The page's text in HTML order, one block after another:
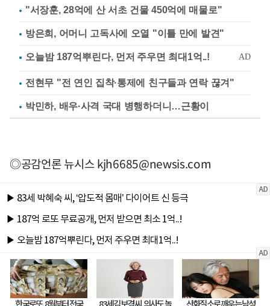
"서장훈, 28억에 산 서초 건물 450억에 매물로"
방은희, 어머니 고독사에 오열 "이틀 만에 발견"
전현무 "전 연인 집착·통제에 친구들과 연락 끊겨"
박민하, 배우·사격 국대 병행하더니…근황이
◎공감언론 뉴시스kjh6685@newsis.com